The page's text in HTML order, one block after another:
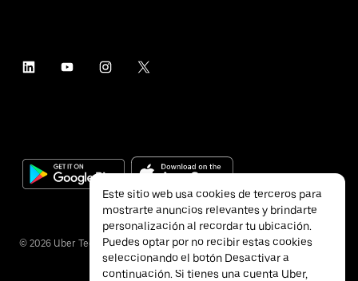
© 2026 Uber Technologies Inc.
Este sitio web usa cookies de terceros para
mostrarte anuncios relevantes y brindarte
personalización al recordar tu ubicación.
Puedes optar por no recibir estas cookies
seleccionando el botón Desactivar a
continuación. Si tienes una cuenta Uber,